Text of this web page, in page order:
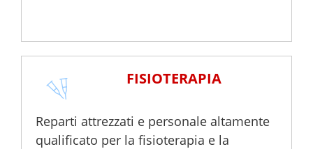
FISIOTERAPIA
Reparti attrezzati e personale altamente
qualificato per la fisioterapia e la